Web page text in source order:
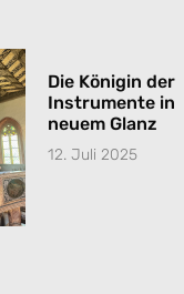
Die Königin der
Instrumente in
neuem Glanz
12. Juli 2025